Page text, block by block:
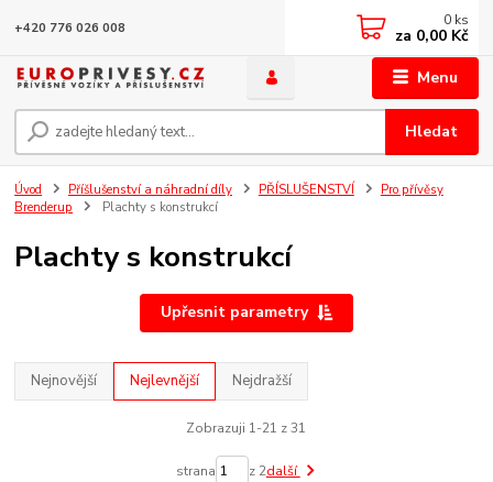
Menu
Hledat
+420 776 026 008 0 ks
za 0,00 Kč
Úvod Příšlušenství a náhradní díly PŘÍSLUŠENSTVÍ
Pro přívěsy
Brenderup
Plachty s konstrukcí
Plachty s konstrukcí
Upřesnit parametry
Nejnovější Nejlevnější Nejdražší
Zobrazuji 1-21 z 31
strana z 2další